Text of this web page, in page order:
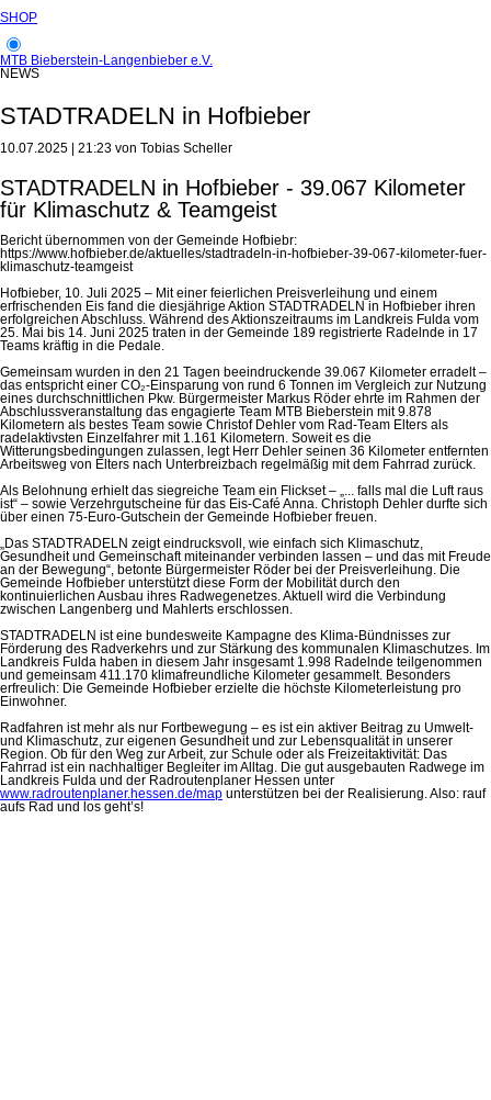
SHOP
MTB Bieberstein-Langenbieber e.V.
NEWS
STADTRADELN in Hofbieber
10.07.2025 | 21:23 von Tobias Scheller
STADTRADELN in Hofbieber - 39.067 Kilometer
für Klimaschutz & Teamgeist
Bericht übernommen von der Gemeinde Hofbiebr:
https://www.hofbieber.de/aktuelles/stadtradeln-in-hofbieber-39-067-kilometer-fuer-
klimaschutz-teamgeist
Hofbieber, 10. Juli 2025 – Mit einer feierlichen Preisverleihung und einem
erfrischenden Eis fand die diesjährige Aktion STADTRADELN in Hofbieber ihren
erfolgreichen Abschluss. Während des Aktionszeitraums im Landkreis Fulda vom
25. Mai bis 14. Juni 2025 traten in der Gemeinde 189 registrierte Radelnde in 17
Teams kräftig in die Pedale.
Gemeinsam wurden in den 21 Tagen beeindruckende 39.067 Kilometer erradelt –
das entspricht einer CO₂-Einsparung von rund 6 Tonnen im Vergleich zur Nutzung
eines durchschnittlichen Pkw. Bürgermeister Markus Röder ehrte im Rahmen der
Abschlussveranstaltung das engagierte Team MTB Bieberstein mit 9.878
Kilometern als bestes Team sowie Christof Dehler vom Rad-Team Elters als
radelaktivsten Einzelfahrer mit 1.161 Kilometern. Soweit es die
Witterungsbedingungen zulassen, legt Herr Dehler seinen 36 Kilometer entfernten
Arbeitsweg von Elters nach Unterbreizbach regelmäßig mit dem Fahrrad zurück.
Als Belohnung erhielt das siegreiche Team ein Flickset – „... falls mal die Luft raus
ist“ – sowie Verzehrgutscheine für das Eis-Café Anna. Christoph Dehler durfte sich
über einen 75-Euro-Gutschein der Gemeinde Hofbieber freuen.
„Das STADTRADELN zeigt eindrucksvoll, wie einfach sich Klimaschutz,
Gesundheit und Gemeinschaft miteinander verbinden lassen – und das mit Freude
an der Bewegung“, betonte Bürgermeister Röder bei der Preisverleihung. Die
Gemeinde Hofbieber unterstützt diese Form der Mobilität durch den
kontinuierlichen Ausbau ihres Radwegenetzes. Aktuell wird die Verbindung
zwischen Langenberg und Mahlerts erschlossen.
STADTRADELN ist eine bundesweite Kampagne des Klima-Bündnisses zur
Förderung des Radverkehrs und zur Stärkung des kommunalen Klimaschutzes. Im
Landkreis Fulda haben in diesem Jahr insgesamt 1.998 Radelnde teilgenommen
und gemeinsam 411.170 klimafreundliche Kilometer gesammelt. Besonders
erfreulich: Die Gemeinde Hofbieber erzielte die höchste Kilometerleistung pro
Einwohner.
Radfahren ist mehr als nur Fortbewegung – es ist ein aktiver Beitrag zu Umwelt-
und Klimaschutz, zur eigenen Gesundheit und zur Lebensqualität in unserer
Region. Ob für den Weg zur Arbeit, zur Schule oder als Freizeitaktivität: Das
Fahrrad ist ein nachhaltiger Begleiter im Alltag. Die gut ausgebauten Radwege im
Landkreis Fulda und der Radroutenplaner Hessen unter
www.radroutenplaner.hessen.de/map unterstützen bei der Realisierung. Also: rauf
aufs Rad und los geht’s!